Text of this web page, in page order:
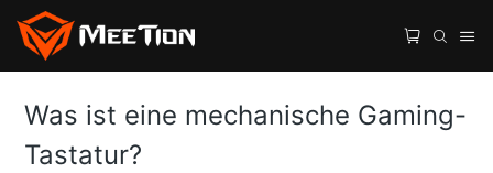
Was ist eine mechanische Gaming-
Tastatur?